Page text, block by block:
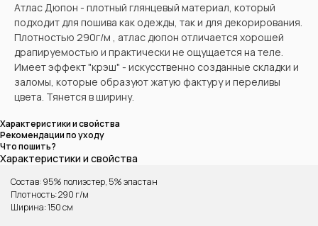
Атлас Дюпон - плотный глянцевый материал, который
подходит для пошива как одежды, так и для декорирования.
Плотностью 290г/м , атлас дюпон отличается хорошей
драпируемостью и практически не ощущается на теле.
Имеет эффект "крэш" - искусственно созданные складки и
заломы, которые образуют жатую фактуру и переливы
цвета. Тянется в ширину.
Характеристики и свойства
Рекомендации по уходу
Что пошить?
Характеристики и свойства
Состав: 95% полиэстер, 5% эластан
Плотность: 290 г/м
Ширина: 150 см